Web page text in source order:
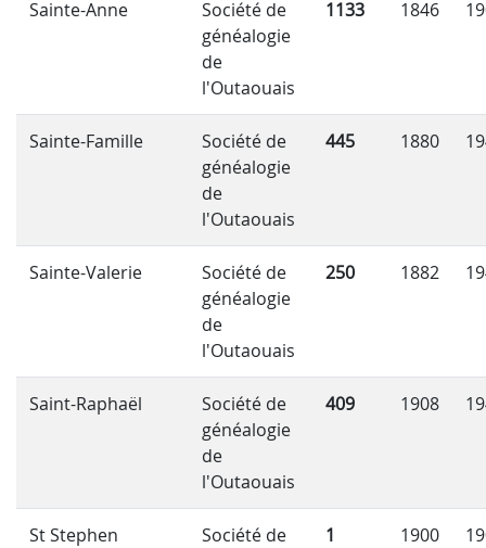
Sainte-Anne
Société de
généalogie
de
l'Outaouais
1133 1846
Sainte-Famille
Société de
généalogie
de
l'Outaouais
445 1880
Sainte-Valerie
Société de
généalogie
de
l'Outaouais
250 1882
Saint-Raphaël
Société de
généalogie
de
l'Outaouais
409 1908
St Stephen
Société de
1 1900